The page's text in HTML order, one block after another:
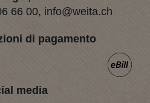
66 00, info@weita.ch
di pagamento
media